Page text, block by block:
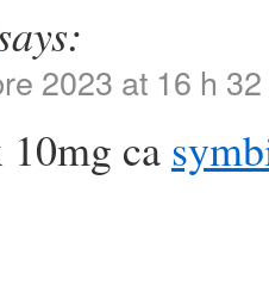
2023 at 16 h
ca